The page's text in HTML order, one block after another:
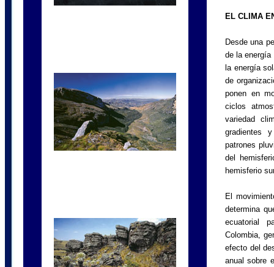
EL CLIMA
Desde una
de la energía
la energía
de
ponen en
ciclos
variedad
gradientes
patrones
del
hemisferio
El
determina
ecuatorial
Colombia,
efecto del
anual sobre